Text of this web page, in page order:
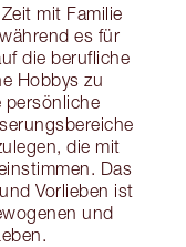
mit Familie
es für
die berufliche
Hobbys zu
persönliche
die mit
Das
Vorlieben ist
und